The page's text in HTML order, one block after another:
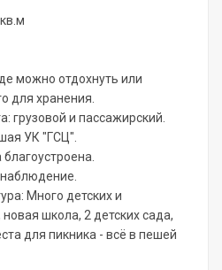
можно отдохнуть или
для хранения.
грузовой и пассажирский.
УК "ГСЦ".
Много детских и
школа, 2 детских сада,
для пикника - всё в пешей